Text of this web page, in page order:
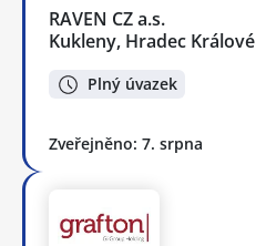
RAVEN CZ a.s.
Kukleny, Hradec Králové
Plný úvazek
Zveřejněno: 7. srpna